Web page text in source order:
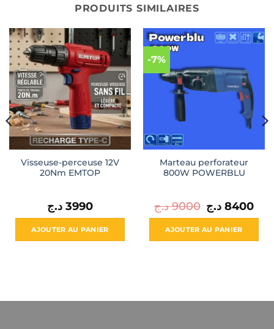
PRODUITS SIMILAIRES
Visseuse-perceuse 12V
20Nm EMTOP
3990 د.ج
AJOUTER AU PANIER
-7%
Marteau perforateur
800W POWERBLU
9000 د.ج
Le
prix
initial
était :
8400 د.ج
Le
AJOUTER AU PANIER